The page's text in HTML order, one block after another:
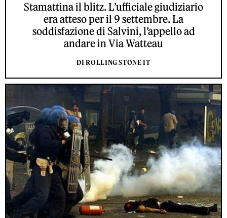
Stamattina il blitz. L’ufficiale giudiziario
era atteso per il 9 settembre. La
soddisfazione di Salvini, l’appello ad
andare in Via Watteau
DI ROLLING STONE IT